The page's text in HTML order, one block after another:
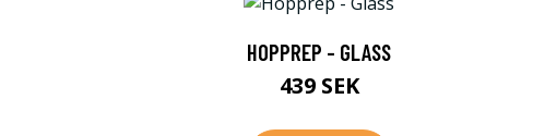
HOPPREP - GLASS
439 SEK